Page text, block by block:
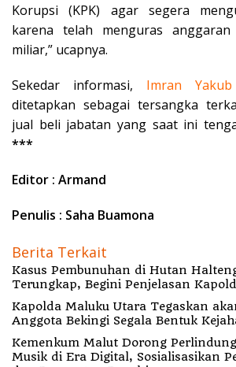
Korupsi (KPK) agar segera
karena telah menguras
miliar,” ucapnya.
Sekedar informasi, Imran Yakub
ditetapkan sebagai tersangka
jual beli jabatan yang saat ini
***
Editor : Armand
Penulis : Saha Buamona
Berita Terkait
Kasus Pembunuhan di Hutan
Terungkap, Begini Penjelasan
Kapolda Maluku Utara Tegaskan akan Pecat
Anggota Bekingi Segala Bentuk
Kemenkum Malut Dorong
Musik di Era Digital, Sosialisasikan